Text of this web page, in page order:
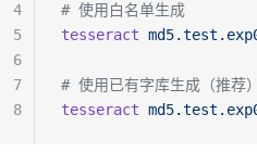
# 使用白名单生成
tesseract
# 使用已有字库生成（推荐）
tesseract
4
5
6
7
8